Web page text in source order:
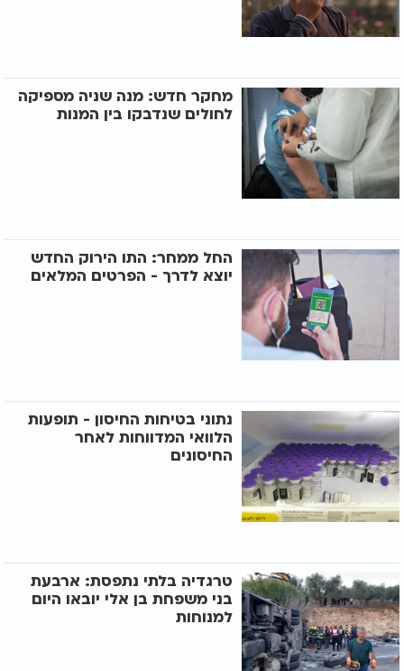
מחקר חדש: מנה שניה מספיקה
לחולים שנדבקו בין המנות
החל ממחר: התו הירוק החדש
יוצא לדרך - הפרטים המלאים
נתוני בטיחות החיסון - תופעות
הלוואי המדווחות לאחר
החיסונים
טרגדיה בלתי נתפסת: ארבעת
בני משפחת בן אלי יובאו היום
למנוחות